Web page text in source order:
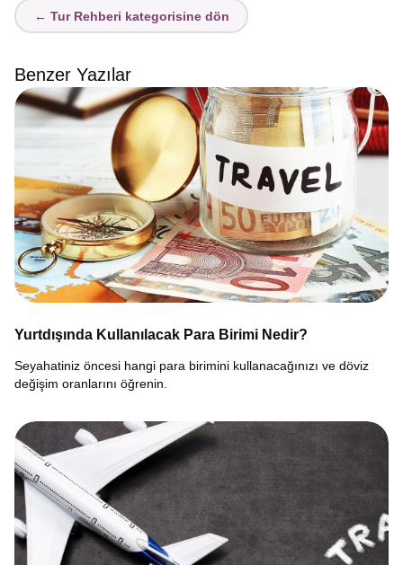
← Tur Rehberi kategorisine dön
Benzer Yazılar
Yurtdışında Kullanılacak Para Birimi Nedir?
Seyahatiniz öncesi hangi para birimini kullanacağınızı ve döviz
değişim oranlarını öğrenin.